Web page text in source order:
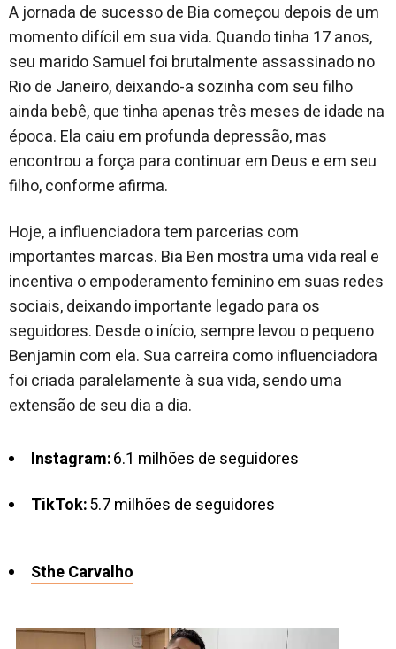
A jornada de sucesso de Bia começou depois de um
momento difícil em sua vida. Quando tinha 17 anos,
seu marido Samuel foi brutalmente assassinado no
Rio de Janeiro, deixando-a sozinha com seu filho
ainda bebê, que tinha apenas três meses de idade na
época. Ela caiu em profunda depressão, mas
encontrou a força para continuar em Deus e em seu
filho, conforme afirma.
Hoje, a influenciadora tem parcerias com
importantes marcas. Bia Ben mostra uma vida real e
incentiva o empoderamento feminino em suas redes
sociais, deixando importante legado para os
seguidores. Desde o início, sempre levou o pequeno
Benjamin com ela. Sua carreira como influenciadora
foi criada paralelamente à sua vida, sendo uma
extensão de seu dia a dia.
Instagram:6.1 milhões de seguidores
TikTok:5.7 milhões de seguidores
Sthe Carvalho